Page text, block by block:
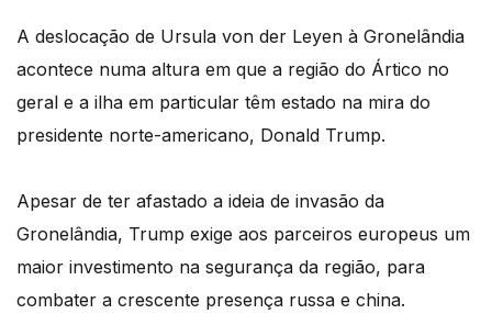
A deslocação de Ursula von der Leyen à Gronelândia
acontece numa altura em que a região do Ártico no
geral e a ilha em particular têm estado na mira do
presidente norte-americano, Donald Trump.
Apesar de ter afastado a ideia de invasão da
Gronelândia, Trump exige aos parceiros europeus um
maior investimento na segurança da região, para
combater a crescente presença russa e china.